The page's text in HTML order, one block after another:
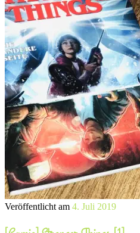
Veröffentlicht am 4. Juli 2019